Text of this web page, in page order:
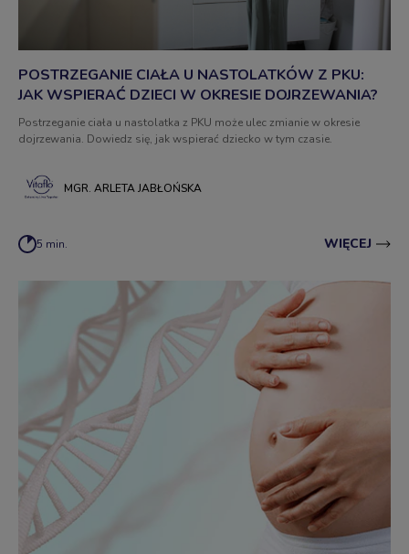
POSTRZEGANIE CIAŁA U NASTOLATKÓW Z PKU:
JAK WSPIERAĆ DZIECI W OKRESIE DOJRZEWANIA?
Postrzeganie ciała u nastolatka z PKU może ulec zmianie w okresie
dojrzewania. Dowiedz się, jak wspierać dziecko w tym czasie.
MGR. ARLETA JABŁOŃSKA
5 min. WIĘCEJ